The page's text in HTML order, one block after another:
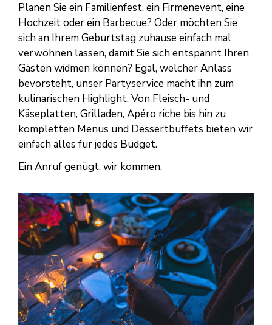
Planen Sie ein Familienfest, ein Firmenevent, eine
Hochzeit oder ein Barbecue? Oder möchten Sie
sich an Ihrem Geburtstag zuhause einfach mal
verwöhnen lassen, damit Sie sich entspannt Ihren
Gästen widmen können? Egal, welcher Anlass
bevorsteht, unser Partyservice macht ihn zum
kulinarischen Highlight. Von Fleisch- und
Käseplatten, Grilladen, Apéro riche bis hin zu
kompletten Menus und Dessertbuffets bieten wir
einfach alles für jedes Budget.
Ein Anruf genügt, wir kommen.